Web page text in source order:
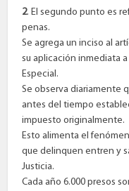
2. El segundo punto es
penas.
Se agrega un inciso al
su aplicación inmediata
Especial.
Se observa diariamente
antes del tiempo
impuesto originalmente.
Esto alimenta el
que delinquen entren y
Justicia.
Cada año 6.000 presos